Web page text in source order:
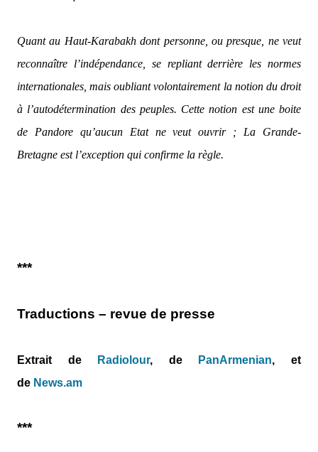
Quant au Haut-Karabakh dont personne, ou presque, ne veut
reconnaître l’indépendance, se repliant derrière les normes
internationales, mais oubliant volontairement la notion du droit
à l’autodétermination des peuples. Cette notion est une boite
de Pandore qu’aucun Etat ne veut ouvrir ; La Grande-
Bretagne est l’exception qui confirme la règle.
***
Traductions – revue de presse
Extrait de Radiolour, de PanArmenian, et
de News.am
***